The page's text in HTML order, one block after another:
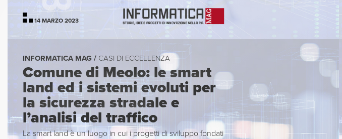
14 MARZO 2023
INFORMATICA MAG / CASI DI ECCELLENZA
Comune di Meolo: le smart
land ed i sistemi evoluti per
la sicurezza stradale e
l’analisi del traffico
La smart land è un luogo in cui i progetti di sviluppo fondati